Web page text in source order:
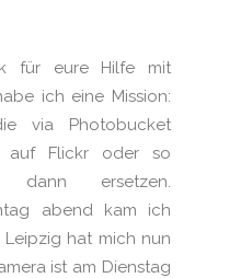
für eure Hilfe mit
ich eine Mission:
via Photobucket
auf Flickr oder so
dann ersetzen.
abend kam ich
hat mich nun
ist am Dienstag